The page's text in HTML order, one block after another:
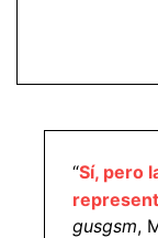
“Sí, pero
gusgsm,